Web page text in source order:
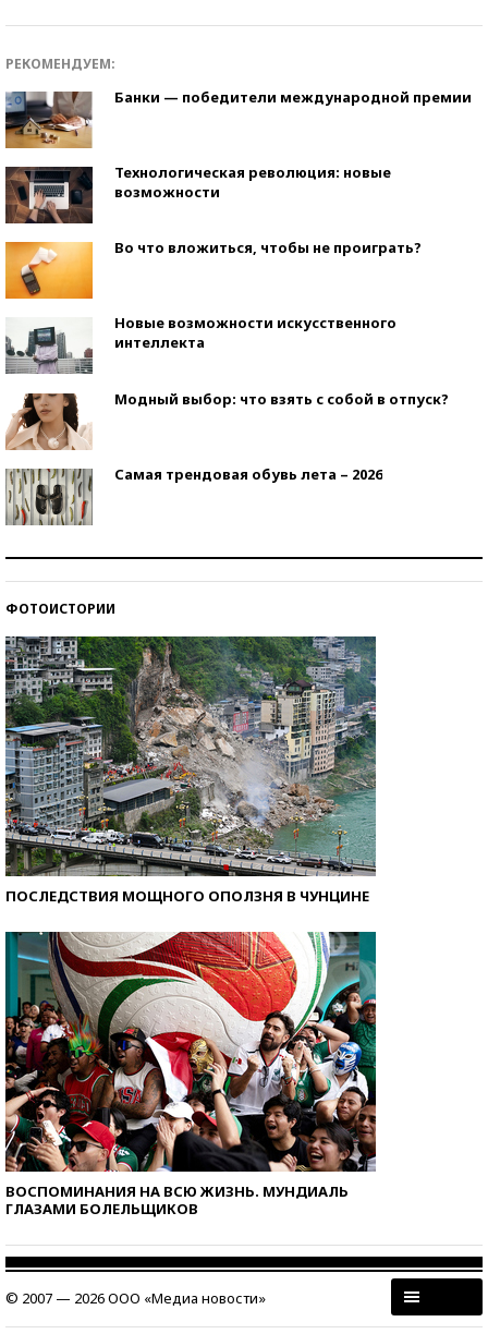
РЕКОМЕНДУЕМ:
Банки — победители международной премии
Технологическая революция: новые
возможности
Во что вложиться, чтобы не проиграть?
Новые возможности искусственного
интеллекта
Модный выбор: что взять с собой в отпуск?
Самая трендовая обувь лета – 2026
ФОТОИСТОРИИ
ПОСЛЕДСТВИЯ МОЩНОГО ОПОЛЗНЯ В ЧУНЦИНЕ
ВОСПОМИНАНИЯ НА ВСЮ ЖИЗНЬ. МУНДИАЛЬ
ГЛАЗАМИ БОЛЕЛЬЩИКОВ
© 2007 — 2026 ООО «Медиа новости»